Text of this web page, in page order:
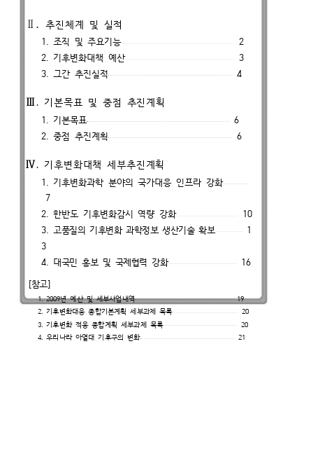
Ⅱ 추진체계 및 실적
1. 조직 및 주요기능 2
2. 기후변화대책 예산 3
3. 그간 추진실적 4
Ⅲ. 기본목표 및 중점 추진계획
1. 기본목표 6
2. 중점 추진계획 6
Ⅳ. 기후변화대책 세부추진계획
1. 기후변화과학 분야의 국가대응 인프라 강화
7
2. 한반도 기후변화감시 역량 강화
10
3. 고품질의 기후변화 과학정보 생산기술 확보 1
3
4. 대국민 홍보 및 국제협력 강화 16
[참고]
1. 2009년 예산 및 세부사업내역
19
2. 기후변화대응 종합기본계획 세부과제 목록
20
3. 기후변화 적응 종합계획 세부과제 목록
20
4. 우리나라 아열대 기후구의 변화
21